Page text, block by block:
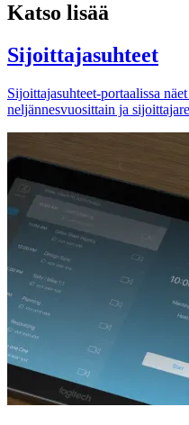
Katso lisää
Sijoittajasuhteet
Sijoittajasuhteet-portaalissa
neljännesvuosittain ja